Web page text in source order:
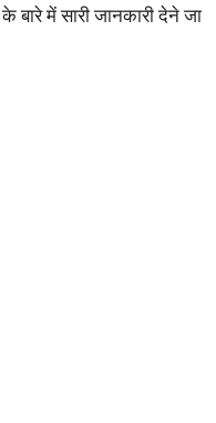
के बारे में सारी जानकारी देने जा